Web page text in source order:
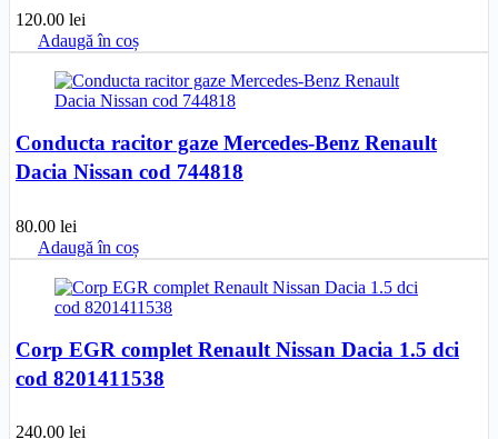
120.00 lei
Adaugă în coș
Conducta racitor gaze Mercedes-Benz Renault
Dacia Nissan cod 744818
80.00 lei
Adaugă în coș
Corp EGR complet Renault Nissan Dacia 1.5 dci
cod 8201411538
240.00 lei